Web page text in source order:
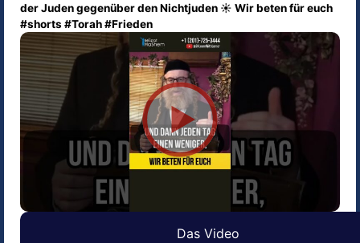
der Juden gegenüber den Nichtjuden ☀️ Wir beten für euch
#shorts #Torah #Frieden
Das Video